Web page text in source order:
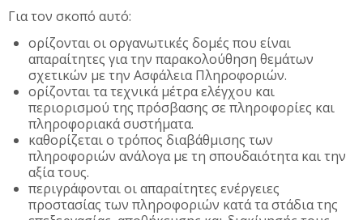
Για τον σκοπό αυτό:
ορίζονται οι οργανωτικές δομές που είναι
απαραίτητες για την παρακολούθηση θεμάτων
σχετικών με την Ασφάλεια Πληροφοριών.
ορίζονται τα τεχνικά μέτρα ελέγχου και
περιορισμού της πρόσβασης σε πληροφορίες και
πληροφοριακά συστήματα.
καθορίζεται ο τρόπος διαβάθμισης των
πληροφοριών ανάλογα με τη σπουδαιότητα και την
αξία τους.
περιγράφονται οι απαραίτητες ενέργειες
προστασίας των πληροφοριών κατά τα στάδια της